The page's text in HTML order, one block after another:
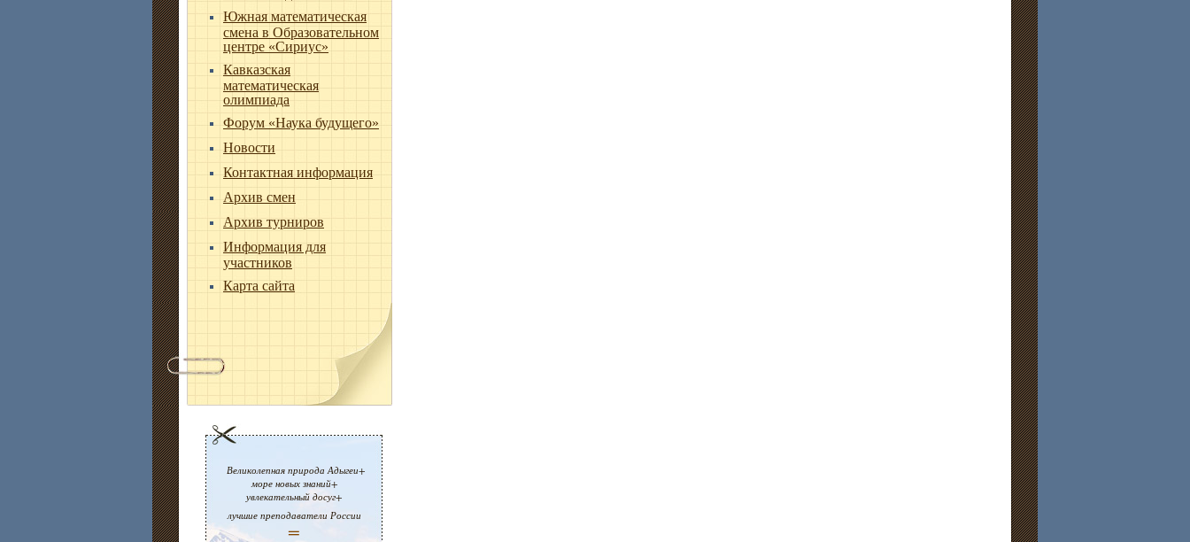
Южная математическая
смена в Образовательном
центре «Сириус»
Кавказская
математическая
олимпиада
Форум «Наука будущего»
Новости
Контактная информация
Архив смен
Архив турниров
Информация для
участников
Карта сайта
Великолепная природа Адыгеи+
море новых знаний+
увлекательный досуг+
лучшие преподаватели России
=